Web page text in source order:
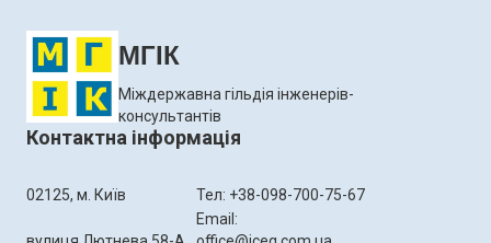
МГІК
Міждержавна гільдія інженерів-
консультантів
Контактна інформація
02125, м. Київ
Тел: +38-098-700-75-67
Email: